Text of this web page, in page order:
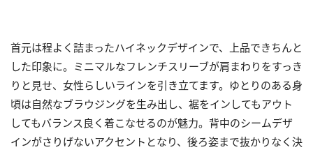
首元は程よく詰まったハイネックデザインで、上品できちんと
した印象に。ミニマルなフレンチスリーブが肩まわりをすっき
りと見せ、女性らしいラインを引き立てます。ゆとりのある身
頃は自然なブラウジングを生み出し、裾をインしてもアウト
してもバランス良く着こなせるのが魅力。背中のシームデザ
インがさりげないアクセントとなり、後ろ姿まで抜かりなく決